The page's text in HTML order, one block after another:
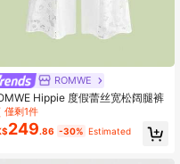
ROMWE
Hippie 度假蕾丝宽松阔腿裤
僅剩1件
249.86 -30% Estimated